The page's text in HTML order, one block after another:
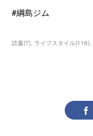
#綱島ジム
読書(7) ライフスタイル(116)